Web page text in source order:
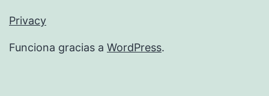
Privacy
Funciona gracias a WordPress.